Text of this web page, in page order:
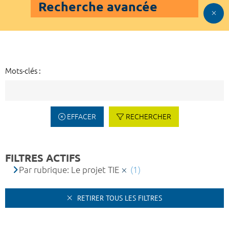
Recherche avancée
Mots-clés :
EFFACER RECHERCHER
FILTRES ACTIFS
Par rubrique: Le projet TIE (1)
RETIRER TOUS LES FILTRES